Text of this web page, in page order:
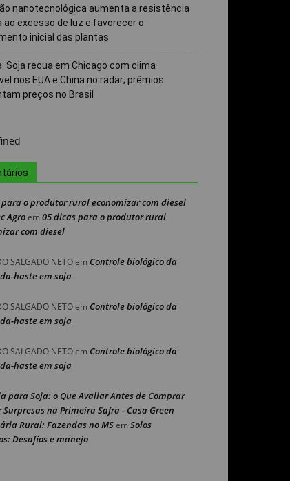
nanotecnológica aumenta a resistência
ao excesso de luz e favorecer o
inicial das plantas
Soja recua em Chicago com clima
nos EUA e China no radar; prêmios
preços no Brasil
o produtor rural economizar com diesel
Agroem 05 dicas para o produtor rural
com diesel
SALGADO NETOem Controle biológico da
haste em soja
SALGADO NETOem Controle biológico da
haste em soja
SALGADO NETOem Controle biológico da
haste em soja
para Soja: o Que Avaliar Antes de Comprar
Surpresas na Primeira Safra - Casa Green
Rural: Fazendas no MSem Solos
Desafios e manejo